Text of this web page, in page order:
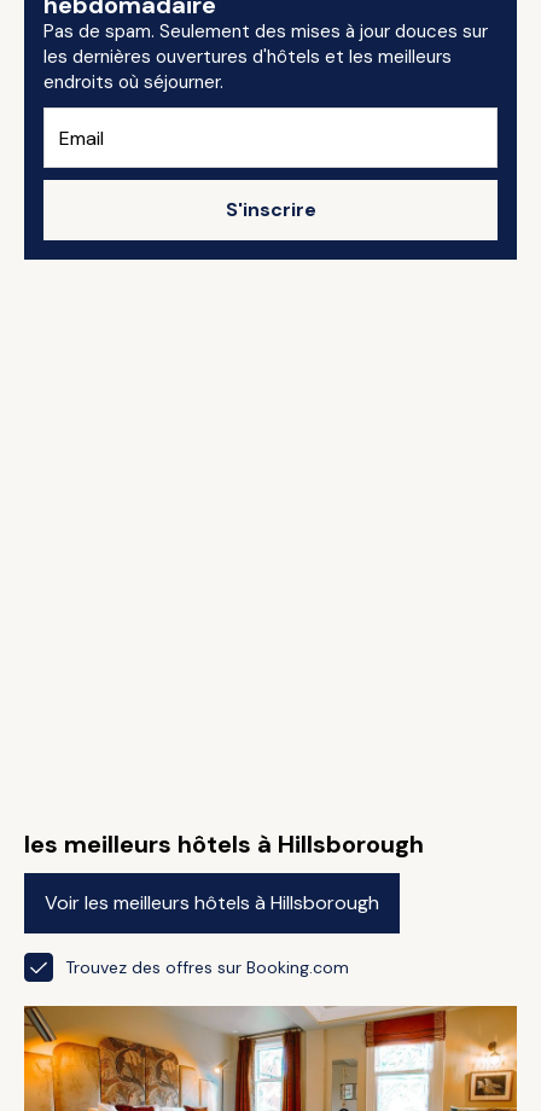
Pas de spam. Seulement des mises à jour douces sur
les dernières ouvertures d'hôtels et les meilleurs
endroits où séjourner.
S'inscrire
les meilleurs hôtels à Hillsborough
Voir les meilleurs hôtels à Hillsborough
Trouvez des offres sur Booking.com